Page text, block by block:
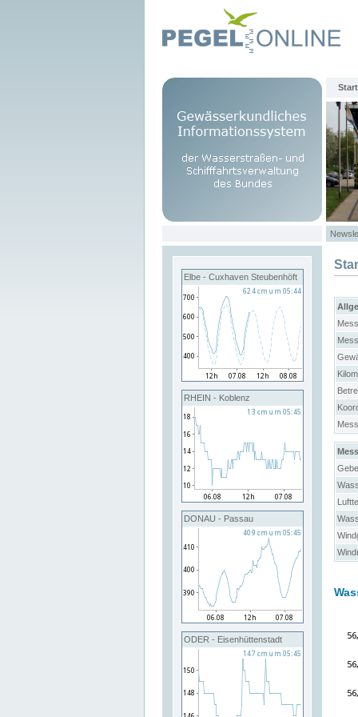
Start
Elbe - Cuxhaven Steubenhöft
RHEIN - Koblenz
DONAU - Passau
ODER - Eisenhüttenstadt